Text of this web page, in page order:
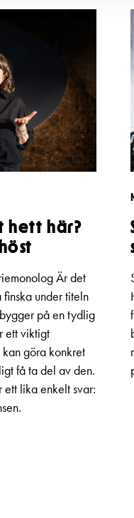
hett här?
Är det
finska under titeln
på en tydlig
ett viktigt
kan göra konkret
få ta del av den.
ett lika enkelt svar: